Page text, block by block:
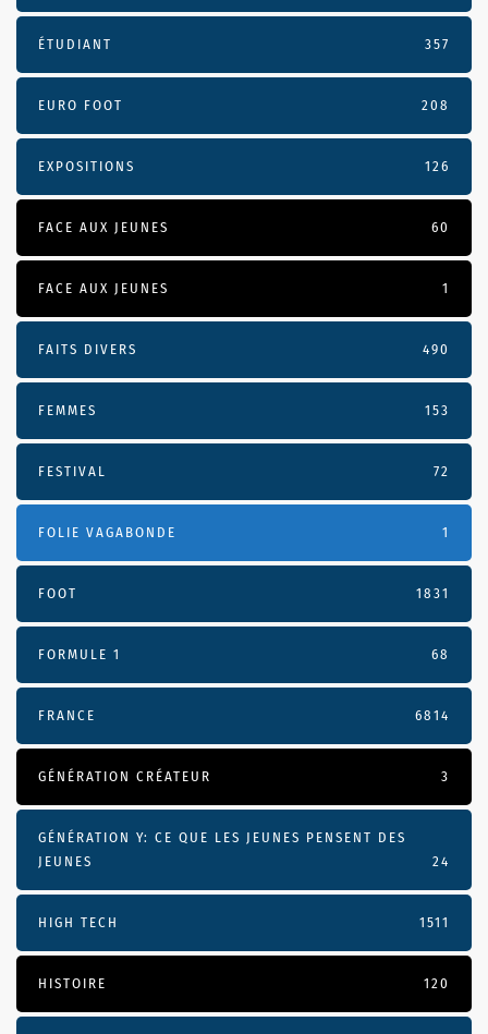
ÉTUDIANT 357
EURO FOOT 208
EXPOSITIONS 126
FACE AUX JEUNES 60
FACE AUX JEUNES 1
FAITS DIVERS 490
FEMMES 153
FESTIVAL 72
FOLIE VAGABONDE 1
FOOT 1831
FORMULE 1 68
FRANCE 6814
GÉNÉRATION CRÉATEUR 3
GÉNÉRATION Y: CE QUE LES JEUNES PENSENT DES
JEUNES
24
HIGH TECH 1511
HISTOIRE 120